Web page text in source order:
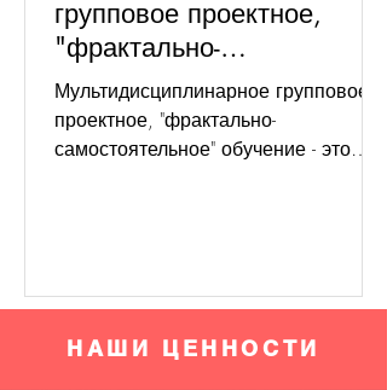
групповое проектное,
"фрактально-
самостоятельное"
обучение
Мультидисциплинарное групповое
проектное, "фрактально-
самостоятельное" обучение - это
НАШИ ЦЕННОСТИ